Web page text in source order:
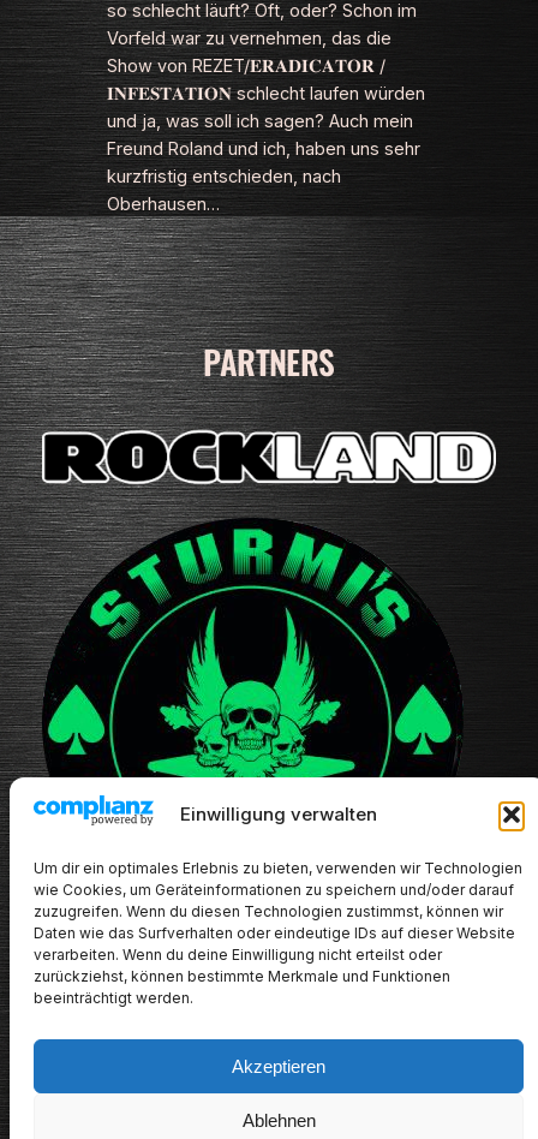
Einwilligung verwalten
Um dir ein optimales Erlebnis zu bieten, verwenden wir Technologien
wie Cookies, um Geräteinformationen zu speichern und/oder darauf
zuzugreifen. Wenn du diesen Technologien zustimmst, können wir
Daten wie das Surfverhalten oder eindeutige IDs auf dieser Website
verarbeiten. Wenn du deine Einwilligung nicht erteilst oder
zurückziehst, können bestimmte Merkmale und Funktionen
beeinträchtigt werden.
Akzeptieren
Ablehnen
so schlecht läuft? Oft, oder? Schon im
Vorfeld war zu vernehmen, das die
Show von REZET/𝐄𝐑𝐀𝐃𝐈𝐂𝐀𝐓𝐎𝐑 /
𝐈𝐍𝐅𝐄𝐒𝐓𝐀𝐓𝐈𝐎𝐍 schlecht laufen würden
und ja, was soll ich sagen? Auch mein
Freund Roland und ich, haben uns sehr
kurzfristig entschieden, nach
Oberhausen…
PARTNERS
METALHEADs new stuff